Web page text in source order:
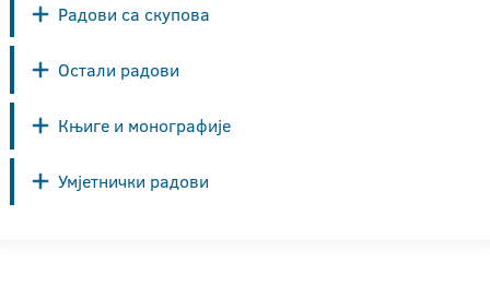
Радови са скупова
Остали радови
Књиге и монографије
Умјетнички радови